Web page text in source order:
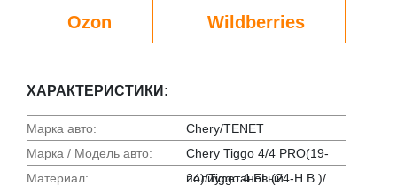
Ozon Wildberries
ХАРАКТЕРИСТИКИ:
Марка авто:
Chery/TENET
Марка / Модель авто:
Chery Tiggo 4/4 PRO(19-
24)/Tiggo 4 FL (24-Н.В.)/
Материал:
полиуретановый